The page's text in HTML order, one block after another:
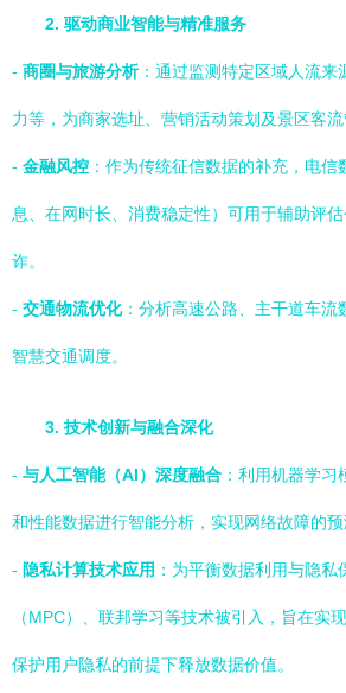
2. 驱动商业智能与精准服务
- 商圈与旅游分析：通过监测特定区域人流来
力等，为商家选址、营销活动策划及景区客流
- 金融风控 ：作为传统征信数据的补充，电
息、在网时长、消费稳定性）可用于辅助评
诈。
- 交通物流优化：分析高速公路、主干道车流
智慧交通调度。
3. 技术创新与融合深化
- 与人工智能（AI）深度融合 ：利用机器学
和性能数据进行智能分析，实现网络故障的预
- 隐私计算技术应用 ：为平衡数据利用与隐
（MPC）、联邦学习等技术被引入，旨在实
保护用户隐私的前提下释放数据价值。